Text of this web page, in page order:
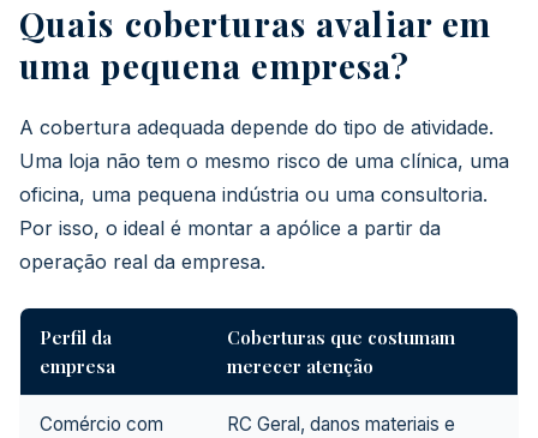
Quais coberturas avaliar em
uma pequena empresa?
A cobertura adequada depende do tipo de atividade.
Uma loja não tem o mesmo risco de uma clínica, uma
oficina, uma pequena indústria ou uma consultoria.
Por isso, o ideal é montar a apólice a partir da
operação real da empresa.
Perfil da
empresa
Coberturas que costumam
merecer atenção
Comércio com
RC Geral, danos materiais e